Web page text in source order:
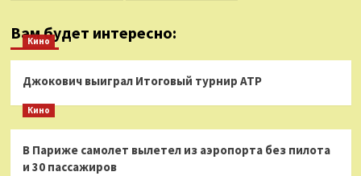
Вам будет интересно:
Кино
Джокович выиграл Итоговый турнир ATP
Кино
В Париже самолет вылетел из аэропорта без пилота
и 30 пассажиров